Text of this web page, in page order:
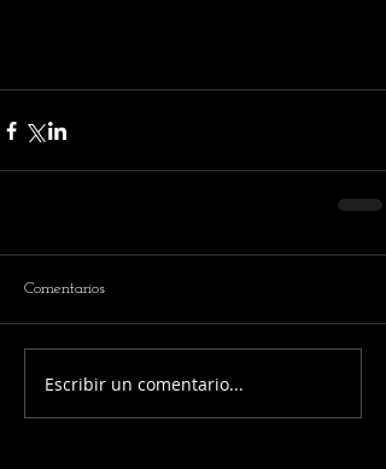
Comentarios
Escribir un comentario...